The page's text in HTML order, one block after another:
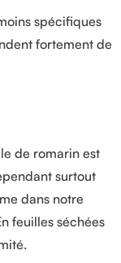
spécifiques
fortement de
de romarin est
surtout
dans notre
feuilles séchées